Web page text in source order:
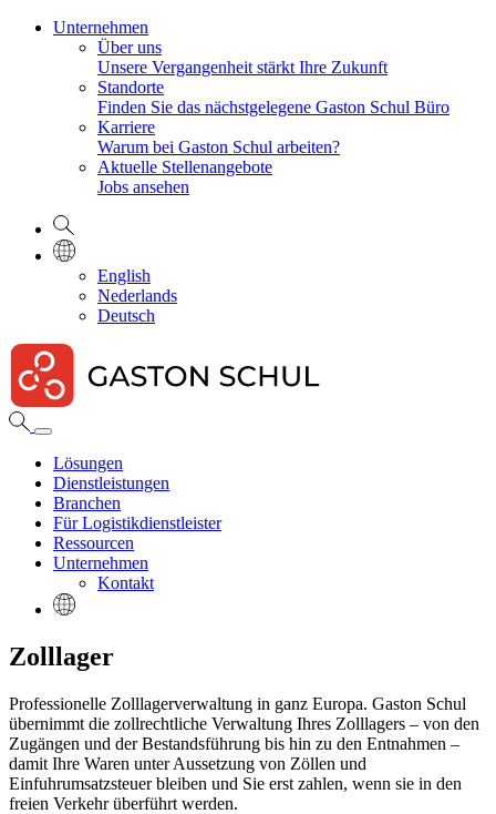
Unternehmen
Über uns
Unsere Vergangenheit stärkt Ihre Zukunft
Standorte
Finden Sie das nächstgelegene Gaston Schul Büro
Karriere
Warum bei Gaston Schul arbeiten?
Aktuelle Stellenangebote
Jobs ansehen
English
Nederlands
Deutsch
Lösungen
Dienstleistungen
Branchen
Für Logistikdienstleister
Ressourcen
Unternehmen
Kontakt
Zolllager
Professionelle Zolllagerverwaltung in ganz Europa. Gaston Schul
übernimmt die zollrechtliche Verwaltung Ihres Zolllagers – von den
Zugängen und der Bestandsführung bis hin zu den Entnahmen –
damit Ihre Waren unter Aussetzung von Zöllen und
Einfuhrumsatzsteuer bleiben und Sie erst zahlen, wenn sie in den
freien Verkehr überführt werden.